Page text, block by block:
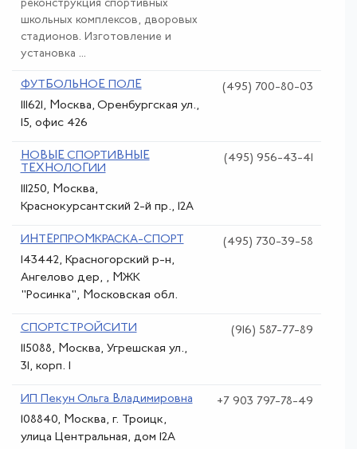
реконструкция спортивных
школьных комплексов, дворовых
стадионов. Изготовление и
установка ...
ФУТБОЛЬНОЕ ПОЛЕ
111621, Москва, Оренбургская ул.,
15, офис 426
(495) 700-80-03
НОВЫЕ СПОРТИВНЫЕ
ТЕХНОЛОГИИ
111250, Москва,
Краснокурсантский 2-й пр., 12А
(495) 956-43-41
ИНТЕРПРОМКРАСКА-СПОРТ
143442, Красногорский р-н,
Ангелово дер, , МЖК
"Росинка", Московская обл.
(495) 730-39-58
СПОРТСТРОЙСИТИ
115088, Москва, Угрешская ул.,
31, корп. 1
(916) 587-77-89
ИП Пекун Ольга Владимировна
108840, Москва, г. Троицк,
улица Центральная, дом 12А
+7 903 797-78-49